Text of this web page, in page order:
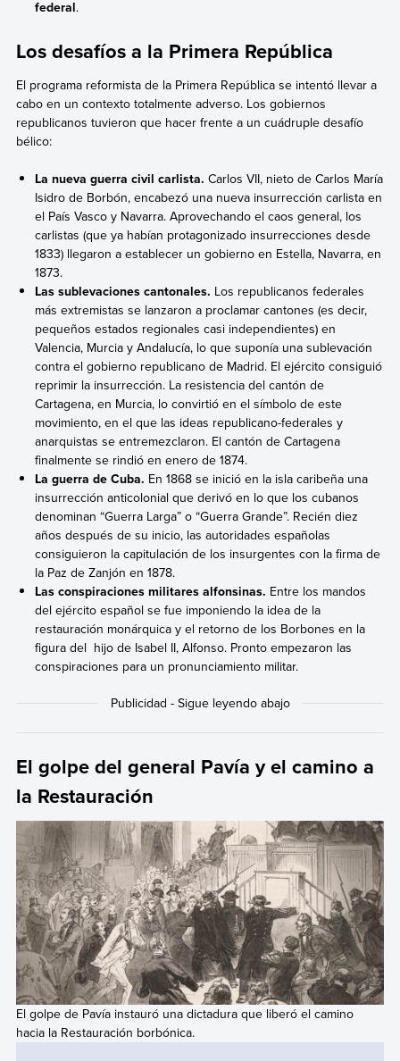
federal.
Los desafíos a la Primera República
El programa reformista de la Primera República se intentó llevar a
cabo en un contexto totalmente adverso. Los gobiernos
republicanos tuvieron que hacer frente a un cuádruple desafío
bélico:
La nueva guerra civil carlista.Carlos VII, nieto de Carlos María
Isidro de Borbón, encabezó una nueva insurrección carlista en
el País Vasco y Navarra. Aprovechando el caos general, los
carlistas (que ya habían protagonizado insurrecciones desde
1833) llegaron a establecer un gobierno en Estella, Navarra, en
1873.
Las sublevaciones cantonales. Los republicanos federales
más extremistas se lanzaron a proclamar cantones (es decir,
pequeños estados regionales casi independientes) en
Valencia, Murcia y Andalucía, lo que suponía una sublevación
contra el gobierno republicano de Madrid. El ejército consiguió
reprimir la insurrección. La resistencia del cantón de
Cartagena, en Murcia, lo convirtió en el símbolo de este
movimiento, en el que las ideas republicano-federales y
anarquistas se entremezclaron. El cantón de Cartagena
finalmente se rindió en enero de 1874.
La guerra de Cuba. En 1868 se inició en la isla caribeña una
insurrección anticolonial que derivó en lo que los cubanos
denominan “Guerra Larga” o “Guerra Grande”. Recién diez
años después de su inicio, las autoridades españolas
consiguieron la capitulación de los insurgentes con la firma de
la Paz de Zanjón en 1878.
Las conspiraciones militares alfonsinas. Entre los mandos
del ejército español se fue imponiendo la idea de la
restauración monárquica y el retorno de los Borbones en la
figura del hijo de Isabel II, Alfonso. Pronto empezaron las
conspiraciones para un pronunciamiento militar.
El golpe del general Pavía y el camino a
la Restauración
El golpe de Pavía instauró una dictadura que liberó el camino
hacia la Restauración borbónica.